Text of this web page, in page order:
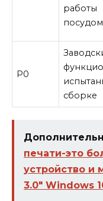
работы
P0
сборке
печати-это
устройство и
3.0" Windows